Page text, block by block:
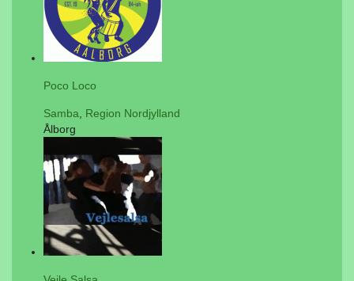
Poco Loco
Samba
Region Nordjylland
Ålborg